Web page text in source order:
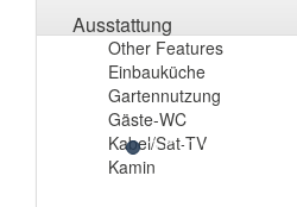
Ausstattung
Other Features
Einbauküche
Gartennutzung
Gäste-WC
Kabel/Sat-TV
Kamin